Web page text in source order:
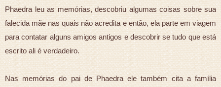
Phaedra leu as memórias, descobriu algumas coisas sobre sua
falecida mãe nas quais não acredita e então, ela parte em viagem
para contatar alguns amigos antigos e descobrir se tudo que está
escrito ali é verdadeiro.
Nas memórias do pai de Phaedra ele também cita a família